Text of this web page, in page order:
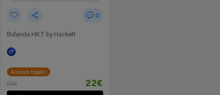
0
Bufanda HKT by Hackett
Amazon España
55€ 22€